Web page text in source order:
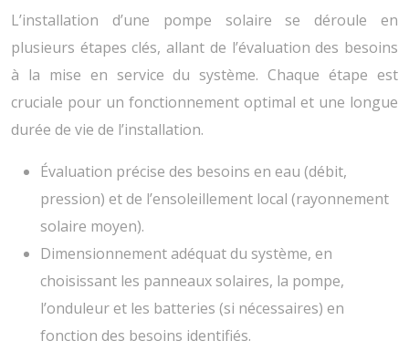
L’installation d’une pompe solaire se déroule en
plusieurs étapes clés, allant de l’évaluation des besoins
à la mise en service du système. Chaque étape est
cruciale pour un fonctionnement optimal et une longue
durée de vie de l’installation.
Évaluation précise des besoins en eau (débit,
pression) et de l’ensoleillement local (rayonnement
solaire moyen).
Dimensionnement adéquat du système, en
choisissant les panneaux solaires, la pompe,
l’onduleur et les batteries (si nécessaires) en
fonction des besoins identifiés.